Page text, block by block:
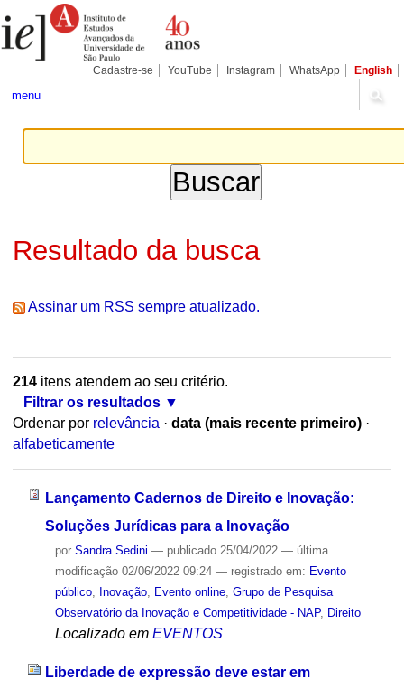
para
conteúdo.
Pessoais
Cadastre-se YouTube Instagram WhatsApp English
menu
Resultado da busca
Assinar um RSS sempre atualizado.
214itens atendem ao seu critério.
Filtrar os resultados
Ordenar por relevância · data (mais recente primeiro) ·
alfabeticamente
Lançamento Cadernos de Direito e Inovação:
Soluções Jurídicas para a Inovação
por Sandra Sedini — publicado25/04/2022 — última
modificação02/06/2022 09:24 — registrado em: Evento
público, Inovação, Evento online, Grupo de Pesquisa
Observatório da Inovação e Competitividade - NAP, Direito
Localizado em EVENTOS
Liberdade de expressão deve estar em